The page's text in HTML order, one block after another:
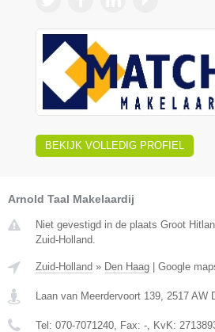
BEKIJK VOLLEDIG PROFIEL
Arnold Taal Makelaardij
Niet gevestigd in de plaats Groot
Zuid-Holland.
Zuid-Holland » Den Haag Google
Laan van Meerdervoort 139, 2517 AW
Tel: 070-7071240, Fax: -, KvK: